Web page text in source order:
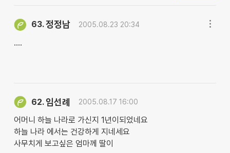
63.정정남 2005.08.23 20:34
....
62. 임선례 2005.08.17 16:00
어머니 하늘 나라로 가신지 1년이되었네요
하늘 나라 에서는 건강하게 지네세요
사무치게 보고싶은 엄마께 딸이